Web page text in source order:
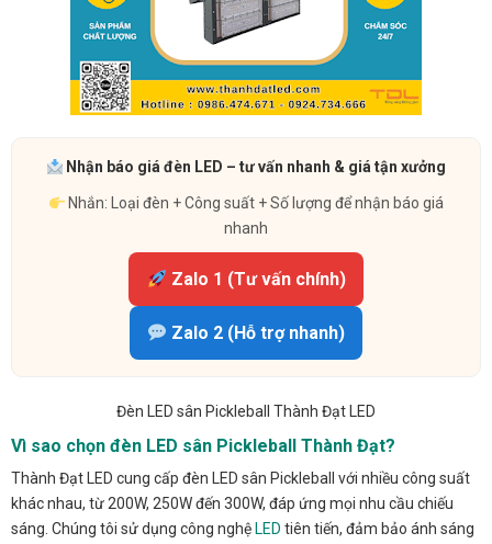
Nhận báo giá đèn LED – tư vấn nhanh & giá tận xưởng
Nhắn: Loại đèn + Công suất + Số lượng để nhận báo giá
nhanh
Zalo 1 (Tư vấn chính)
Zalo 2 (Hỗ trợ nhanh)
Đèn LED sân Pickleball Thành Đạt LED
Vì sao chọn đèn LED sân Pickleball Thành Đạt?
Thành Đạt LED cung cấp đèn LED sân Pickleball với nhiều công suất
khác nhau, từ 200W, 250W đến 300W, đáp ứng mọi nhu cầu chiếu
sáng. Chúng tôi sử dụng công nghệ LED tiên tiến, đảm bảo ánh sáng